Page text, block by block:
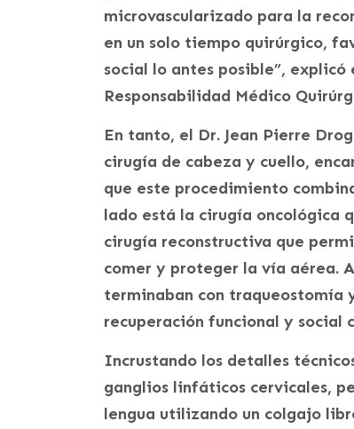
microvascularizado para la
en un solo tiempo quirúrgico,
social lo antes posible”,
Responsabilidad Médico
En tanto, el Dr. Jean Pierre
cirugía de cabeza y cuello,
que este procedimiento
lado está la cirugía oncológica
cirugía reconstructiva que
comer y proteger la vía aérea.
terminaban con traqueostomía
recuperación funcional y social
Incrustando los detalles
ganglios linfáticos cervicales,
lengua utilizando un colgajo